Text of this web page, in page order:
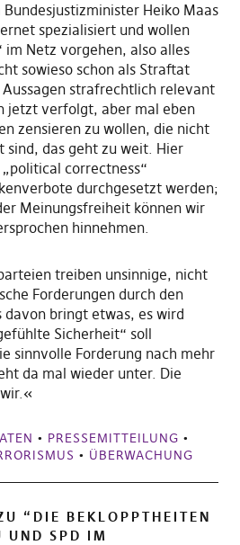
Heiko Maas
spezialisiert und wollen
im Netz vorgehen, also alles
sowieso schon als Straftat
strafrechtlich relevant
jetzt verfolgt, aber mal eben
zensieren zu wollen, die nicht
das geht zu weit. Hier
correctness“
durchgesetzt werden;
Meinungsfreiheit können wir
hinnehmen.
treiben unsinnige, nicht
Forderungen durch den
davon bringt etwas, es wird
Sicherheit“ soll
sinnvolle Forderung nach mehr
da mal wieder unter. Die
• PRESSEMITTEILUNG •
• ÜBERWACHUNG
“ DIE BEKLOPPTHEITEN
UND SPD IM